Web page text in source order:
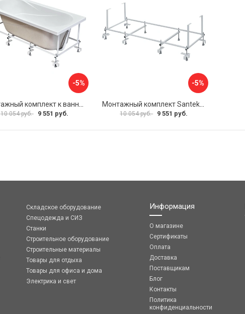
-5%
10 054 руб. 9 551 руб.
-5%
10 054 руб. 9 551 руб.
Складское оборудование
Спецодежда и СИЗ
Станки
Строительное оборудование
Строительные материалы
Товары для отдыха
Товары для офиса и дома
Электрика и свет
Информация
О магазине
Сертификаты
Оплата
Доставка
Поставщикам
Блог
Контакты
Политика
конфиденциальности